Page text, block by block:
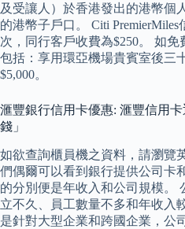
及受讓人）於香港發出的港幣個
的港幣子戶口。 Citi
次，同行客戶收費為$250。 如免
包括：享用環亞機場貴賓室後三
$5,000。
滙豐銀行信用卡優惠: 滙豐信用
錢」
如欲查詢櫃員機之資料，請瀏覽
們偶爾可以看到銀行提供公司卡
的分別便是年收入和公司規模。
立不久、員工數量不多和年收入
是針對大型企業和跨國企業，公